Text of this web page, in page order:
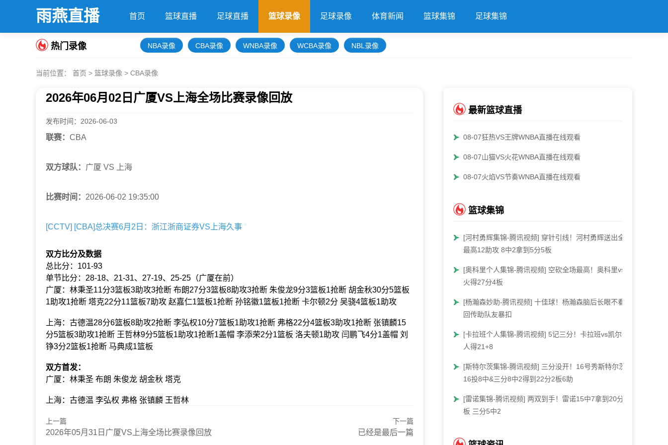
雨燕直播 首页 篮球直播 足球直播 篮球录像 足球录像 体育新闻 篮球集锦 足球集锦
热门录像 NBA录像 CBA录像 WNBA录像 WCBA录像 NBL录像
当前位置： 首页 > 篮球录像 > CBA录像
2026年06月02日广厦VS上海全场比赛录像回放
发布时间：2026-06-03
联赛： CBA
双方球队： 广厦 VS 上海
比赛时间： 2026-06-02 19:35:00
[CCTV] [CBA]总决赛6月2日：浙江浙商证券VS上海久事
双方比分及数据
总比分：101-93
单节比分：28-18、21-31、27-19、25-25（广厦在前）
广厦：林秉圣11分3篮板3助攻3抢断 布朗27分3篮板8助攻3抢断 朱俊龙9分3篮板1抢断 胡金秋30分5篮板
1助攻1抢断 塔克22分11篮板7助攻 赵嘉仁1篮板1抢断 孙铭徽1篮板1抢断 卡尔顿2分 吴骁4篮板1助攻
上海：古德温28分6篮板8助攻2抢断 李弘权10分7篮板1助攻1抢断 弗格22分4篮板3助攻1抢断 张镇麟15
分5篮板3助攻1抢断 王哲林9分5篮板1助攻1抢断1盖帽 李添荣2分1篮板 洛夫顿1助攻 闫鹏飞4分1盖帽 刘
铮3分2篮板1抢断 马典成1篮板
双方首发：
广厦：林秉圣 布朗 朱俊龙 胡金秋 塔克
上海：古德温 李弘权 弗格 张镇麟 王哲林
上一篇
2026年05月31日广厦VS上海全场比赛录像回放
下一篇
已经是最后一篇
最新篮球直播
08-07狂热VS王牌WNBA直播在线观看
08-07山猫VS火花WNBA直播在线观看
08-07火焰VS节奏WNBA直播在线观看
篮球集锦
[河村勇辉集锦-腾讯视频] 穿针引线！河村勇辉送出全场
最高12助攻 8中2拿到5分5板
[奥科里个人集锦-腾讯视频] 空砍全场最高！奥科里vs热
火得27分4板
[杨瀚森妙助-腾讯视频] 十佳球！杨瀚森脑后长眼不看人
回传助队友暴扣
[卡拉班个人集锦-腾讯视频] 5记三分！卡拉班vs凯尔特
人得21+8
[斯特尔茨集锦-腾讯视频] 三分没开！16号秀斯特尔茨
16投8中&三分8中2得到22分2板6助
[雷诺集锦-腾讯视频] 两双到手！雷诺15中7拿到20分12
板 三分5中2